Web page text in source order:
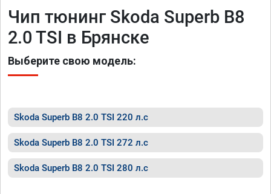
Чип тюнинг Skoda Superb B8
2.0 TSI в Брянске
Выберите свою модель:
Skoda Superb B8 2.0 TSI 220 л.с
Skoda Superb B8 2.0 TSI 272 л.с
Skoda Superb B8 2.0 TSI 280 л.с